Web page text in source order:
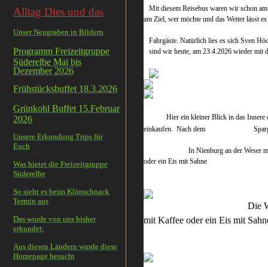
Alltag Dies und das
Unser Neugraben in Bildern
Programm Freizeitgruppe
Süderelbe Mai bis
Dezember 2026
Frühstücksbuffet 18.3.2026
Grünkohl Buffet 15.Februar
2026
Unsere Erkundung Trips für
Euch
Was bietet die Freizeitgruppe
Süderelbe
So sieht es beim Klönschnack
Termin aus
Das wurde von uns bisher
erkundet:
Aus diesen Ländern wurde diese
Homepage besucht
Mit diesem Reisebus waren wir schon
am Ziel, wer möchte und
Fahrgäste. Natürlich lies es sich Sven
sind wir heute, am
Hier ein kleiner Blick in das Innere
einkaufen. Nach dem Spargelessen
In Nienburg an der Weser machten
oder ein Eis mit Sahne
Die
mit Kaffee oder ein Eis mit